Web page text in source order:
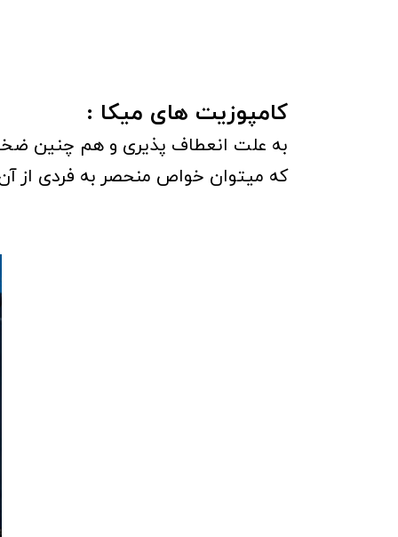
کامپوزیت های میکا :
به علت انعطاف پذیری و هم چنین
که میتوان خواص منحصر به فردی از